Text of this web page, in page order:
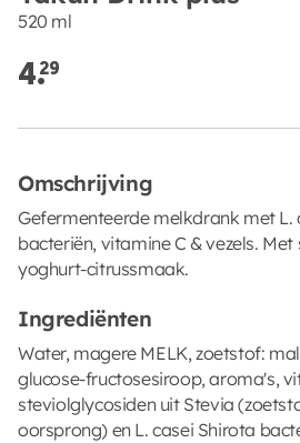
520 ml
4.29
Omschrijving
Gefermenteerde melkdrank met L.
bacteriën, vitamine C & vezels.
yoghurt-citrussmaak.
Ingrediënten
Water, magere MELK, zoetstof:
glucose-fructosesiroop, aroma's,
steviolglycosiden uit Stevia
oorsprong) en L. casei Shirota